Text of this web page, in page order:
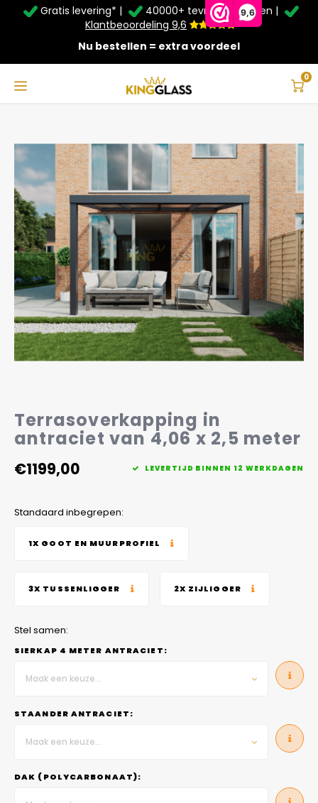
9,6
Service & Contact
Bezorging
Afhalen
Montage
Betaalmethoden
Garantie
Veelgestelde vragen
Taal
Deutsch
Gratis levering* |
40000+ tevreden klanten |
Klantbeoordeling 9,6
Nu bestellen = extra voordeel
0
Zomer Deals: Tot 20% kortingop schuifwanden en
veranda's +€20extra kassa korting*
Terrasoverkapping in antraciet van 4,06 x 2,5 meter
Terrasoverkapping in
antraciet van 4,06 x 2,5 meter
€1199,00 LEVERTIJD BINNEN 12 WERKDAGEN
Standaard inbegrepen:
1X GOOT EN MUURPROFIEL
3X TUSSENLIGGER 2X ZIJLIGGER
Stel samen:
SIERKAP 4 METER ANTRACIET:
Maak een keuze...
STAANDER ANTRACIET:
Maak een keuze...
DAK (POLYCARBONAAT):